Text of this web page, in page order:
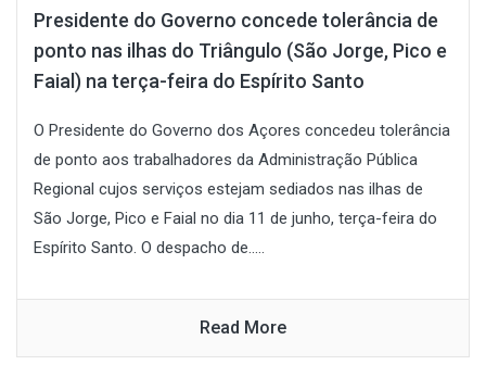
Presidente do Governo concede tolerância de
ponto nas ilhas do Triângulo (São Jorge, Pico e
Faial) na terça-feira do Espírito Santo
O Presidente do Governo dos Açores concedeu tolerância
de ponto aos trabalhadores da Administração Pública
Regional cujos serviços estejam sediados nas ilhas de
São Jorge, Pico e Faial no dia 11 de junho, terça-feira do
Espírito Santo. O despacho de.....
Read More